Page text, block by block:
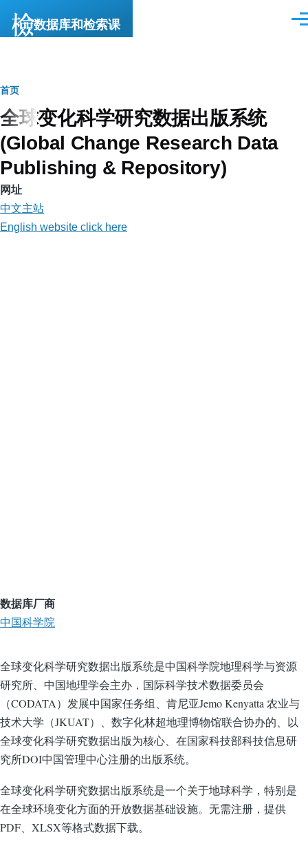
数据库和检索课
菜
面
包
屑
首页
全球变化科学研究数据出版系统
(Global Change Research Data
Publishing & Repository)
网址
中文主站
English website click here
数据库厂商
中国科学院
全球变化科学研究数据出版系统是中国科学院地理科学与资源
研究所、中国地理学会主办，国际科学技术数据委员会
（CODATA）发展中国家任务组、肯尼亚Jemo Kenyatta 农业与
技术大学（JKUAT）、数字化林超地理博物馆联合协办的、以
全球变化科学研究数据出版为核心、在国家科技部科技信息研
究所DOI中国管理中心注册的出版系统。
全球变化科学研究数据出版系统是一个关于地球科学，特别是
在全球环境变化方面的开放数据基础设施。无需注册，提供
PDF、XLSX等格式数据下载。